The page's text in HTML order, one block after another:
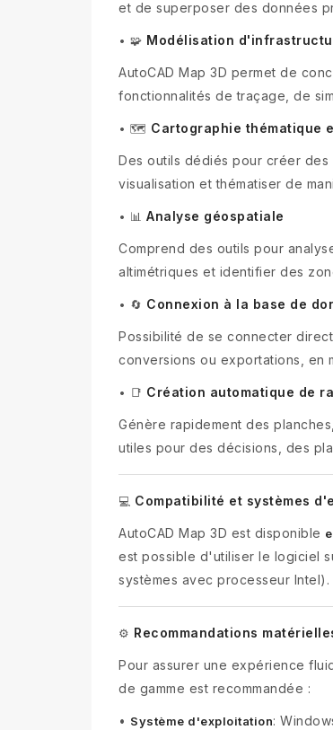
et de superposer des données
• 🧩 Modélisation
AutoCAD Map 3D permet de
fonctionnalités de traçage, de
• 🗺 Cartographie thématique
Des outils dédiés pour créer
visualisation et thématiser de
• 📊 Analyse géospatiale
Comprend des outils pour
altimétriques et identifier des
• 🔄 Connexion à la base de
Possibilité de se connecter
conversions ou exportations, en
• 📑 Création automatique de
Génère rapidement des
utiles pour des décisions, des
💻 Compatibilité et systèmes
AutoCAD Map 3D est disponible
est possible d'utiliser le logiciel
systèmes avec processeur Intel).
⚙️ Recommandations
Pour assurer une expérience
de gamme est recommandée :
• Système d'exploitation: